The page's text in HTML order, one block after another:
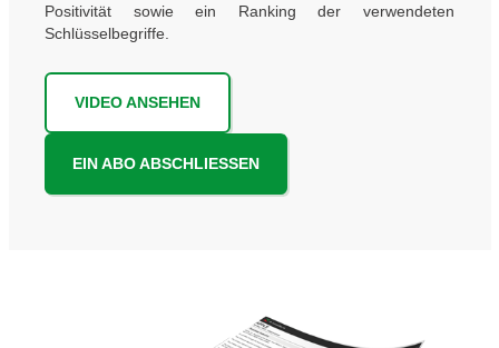
Positivität sowie ein Ranking der verwendeten
Schlüsselbegriffe.
VIDEO ANSEHEN
EIN ABO ABSCHLIESSEN